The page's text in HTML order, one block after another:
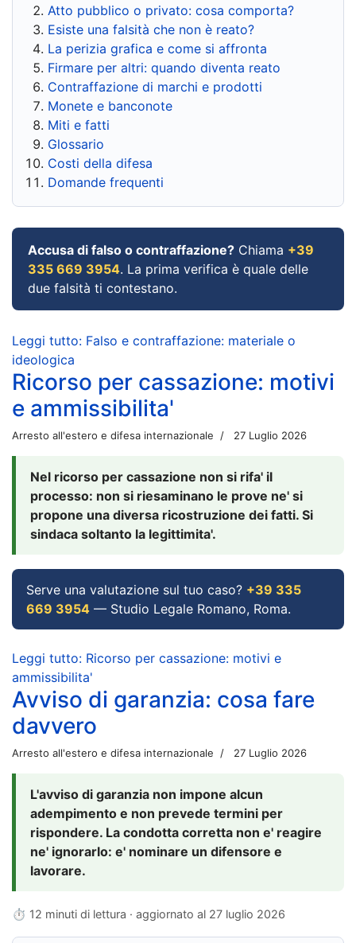
Atto pubblico o privato: cosa comporta?
Esiste una falsità che non è reato?
La perizia grafica e come si affronta
Firmare per altri: quando diventa reato
Contraffazione di marchi e prodotti
Monete e banconote
Miti e fatti
Glossario
Costi della difesa
Domande frequenti
Accusa di falso o contraffazione? Chiama +39
335 669 3954. La prima verifica è quale delle
due falsità ti contestano.
Leggi tutto: Falso e contraffazione: materiale o
ideologica
Ricorso per cassazione: motivi
e ammissibilita'
Arresto all'estero e difesa internazionale 27 Luglio 2026
Nel ricorso per cassazione non si rifa' il
processo: non si riesaminano le prove ne' si
propone una diversa ricostruzione dei fatti. Si
sindaca soltanto la legittimita'.
Serve una valutazione sul tuo caso? +39 335
669 3954 — Studio Legale Romano, Roma.
Leggi tutto: Ricorso per cassazione: motivi e
ammissibilita'
Avviso di garanzia: cosa fare
davvero
Arresto all'estero e difesa internazionale 27 Luglio 2026
L'avviso di garanzia non impone alcun
adempimento e non prevede termini per
rispondere. La condotta corretta non e' reagire
ne' ignorarlo: e' nominare un difensore e
lavorare.
⏱ 12 minuti di lettura · aggiornato al 27 luglio 2026